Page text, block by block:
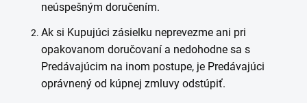
neúspešným doručením.
Ak si Kupujúci zásielku neprevezme ani pri
opakovanom doručovaní a nedohodne sa s
Predávajúcim na inom postupe, je Predávajúci
oprávnený od kúpnej zmluvy odstúpiť.